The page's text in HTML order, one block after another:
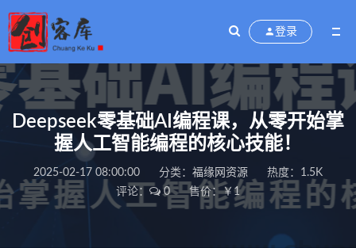
登录
Deepseek零基础AI编程课，从零开始掌
握人工智能编程的核心技能！
2025-02-17 08:00:00 分类： 福缘网资源
热度：1.5K
评论：
0 售价：￥1